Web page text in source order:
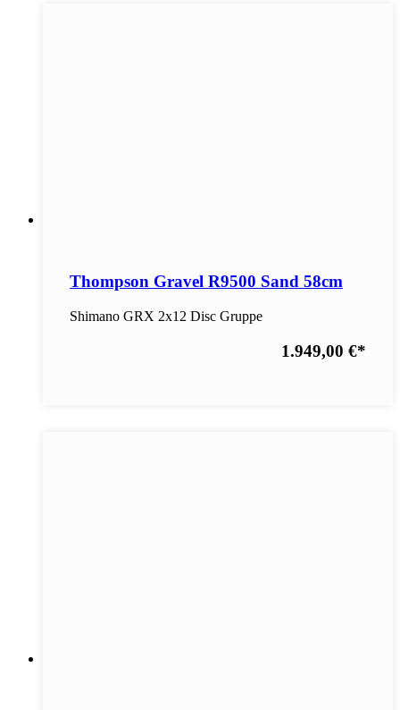
Thompson Gravel R9500 Sand 58cm
Shimano GRX 2x12 Disc Gruppe
1.949,00 €*